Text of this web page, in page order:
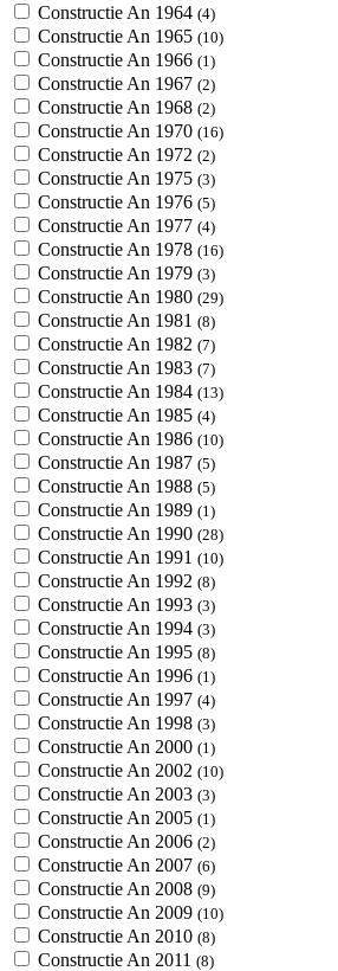
Constructie An 1964 (4)
Constructie An 1965 (10)
Constructie An 1966 (1)
Constructie An 1967 (2)
Constructie An 1968 (2)
Constructie An 1970 (16)
Constructie An 1972 (2)
Constructie An 1975 (3)
Constructie An 1976 (5)
Constructie An 1977 (4)
Constructie An 1978 (16)
Constructie An 1979 (3)
Constructie An 1980 (29)
Constructie An 1981 (8)
Constructie An 1982 (7)
Constructie An 1983 (7)
Constructie An 1984 (13)
Constructie An 1985 (4)
Constructie An 1986 (10)
Constructie An 1987 (5)
Constructie An 1988 (5)
Constructie An 1989 (1)
Constructie An 1990 (28)
Constructie An 1991 (10)
Constructie An 1992 (8)
Constructie An 1993 (3)
Constructie An 1994 (3)
Constructie An 1995 (8)
Constructie An 1996 (1)
Constructie An 1997 (4)
Constructie An 1998 (3)
Constructie An 2000 (1)
Constructie An 2002 (10)
Constructie An 2003 (3)
Constructie An 2005 (1)
Constructie An 2006 (2)
Constructie An 2007 (6)
Constructie An 2008 (9)
Constructie An 2009 (10)
Constructie An 2010 (8)
Constructie An 2011 (8)